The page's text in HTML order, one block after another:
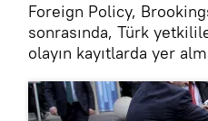
Foreign Policy,
sonrasında, Türk
olayın kayıtlarda yer